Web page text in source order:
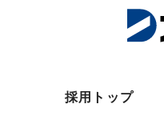
採用トップ